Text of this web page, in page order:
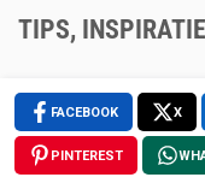
FACEBOOK X
PINTEREST
TIPS,
Ontvang ideeën en